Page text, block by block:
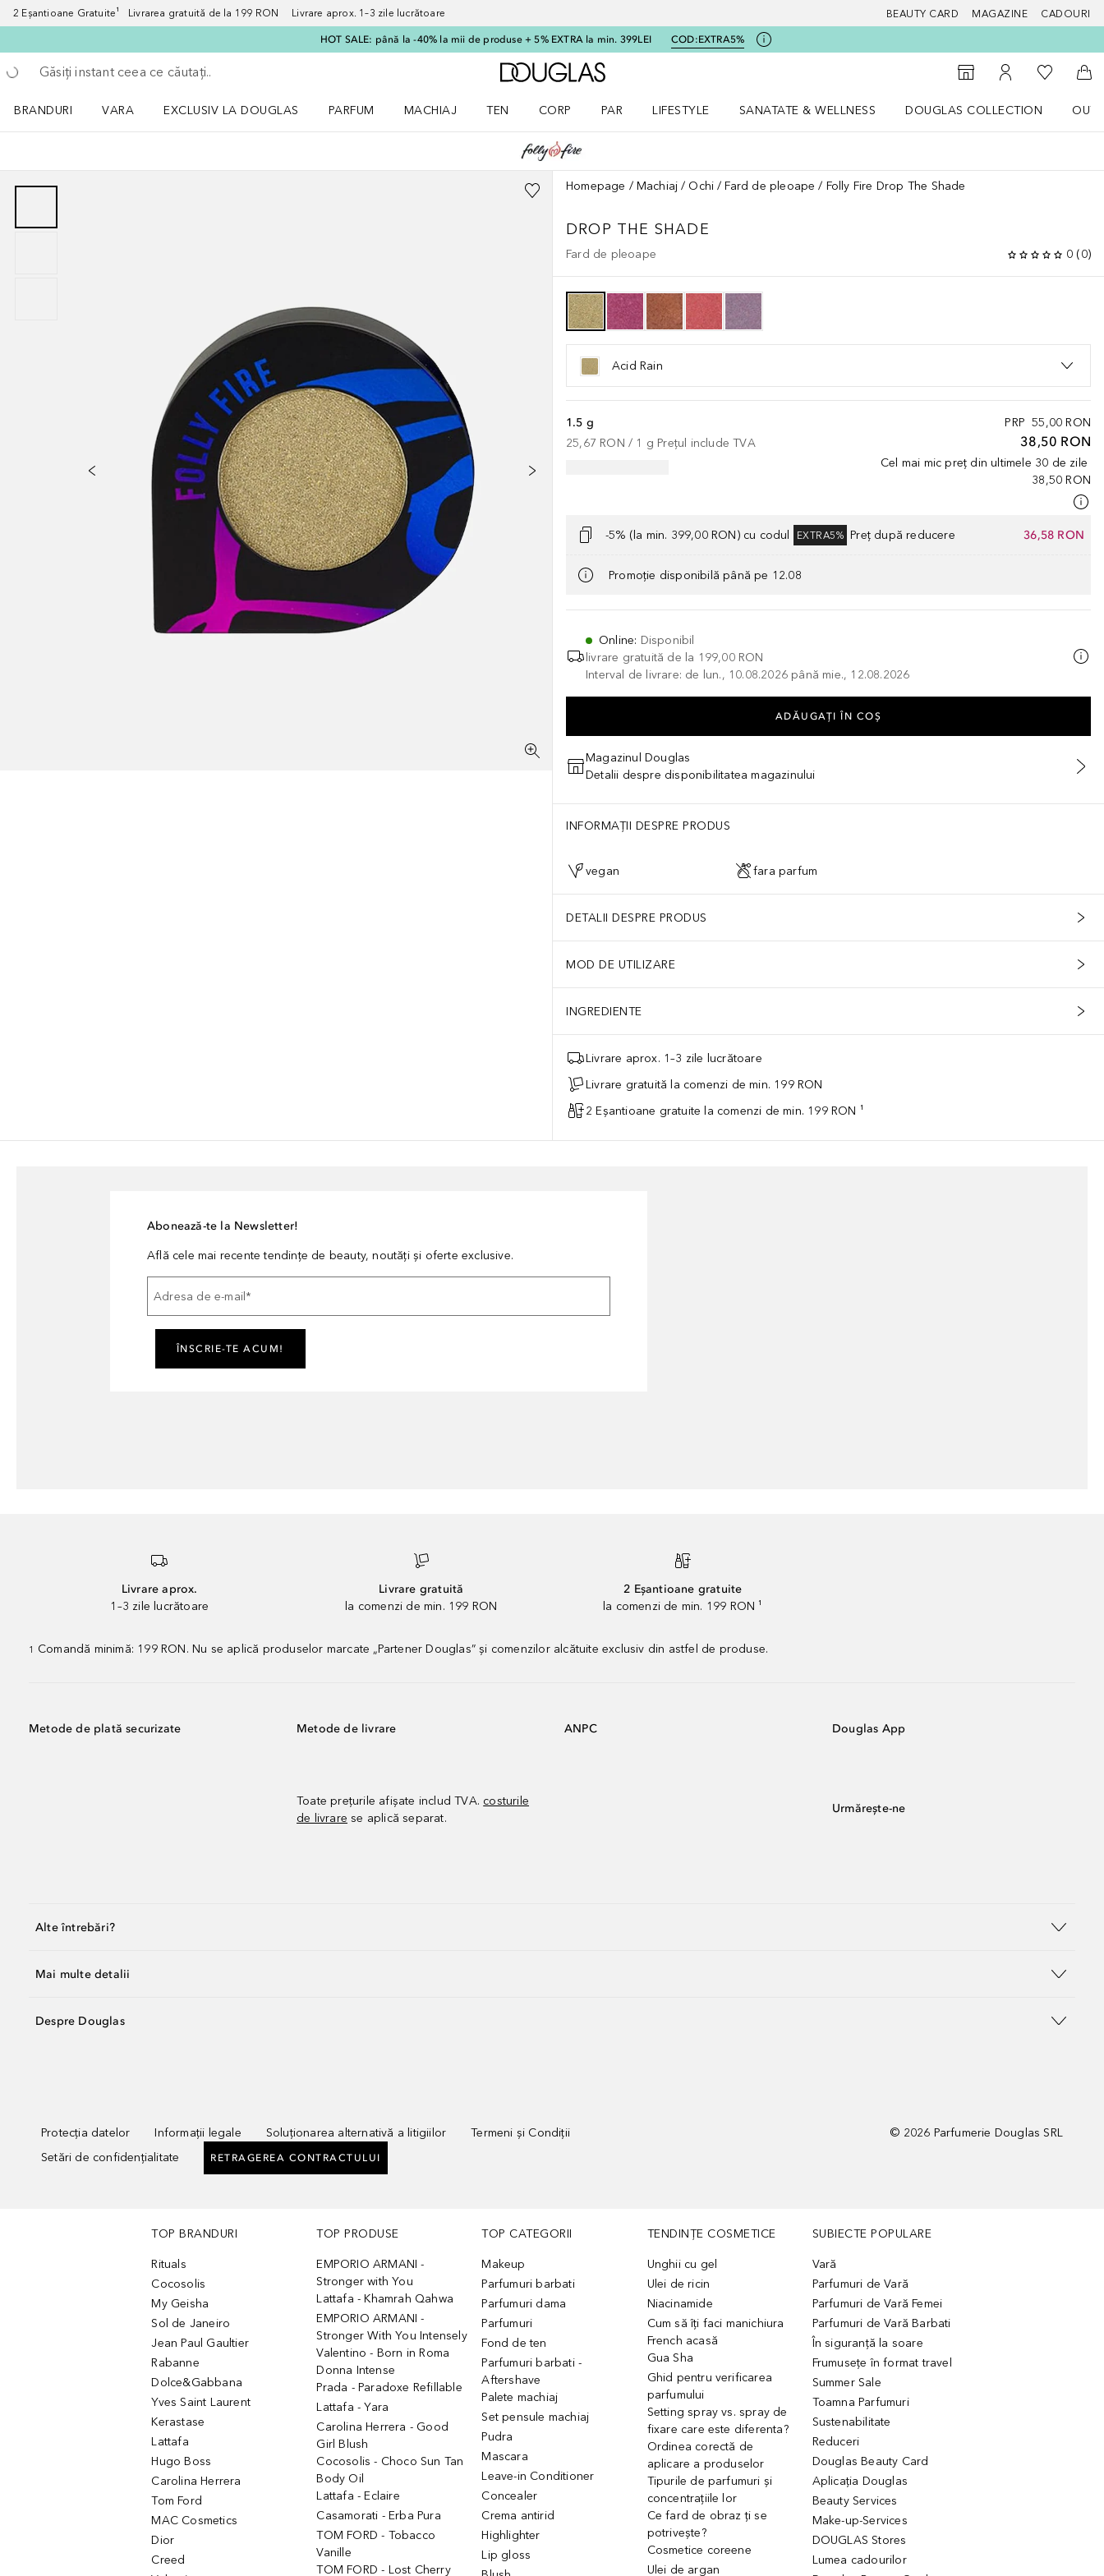
2 Eșantioane Gratuite¹ Livrarea gratuită de la 199 RON Livrare aprox. 1–3 zile lucrătoare BEAUTY CARD MAGAZINE CADOURI
HOT SALE: până la -40% la mii de produse + 5% EXTRA la min. 399LEI COD:EXTRA5%
Înapoi
Executați căutarea
Către pagina principală Douglas
Către Găsire magazin
Către Contul meu
Către
BRANDURI
VARA
EXCLUSIV LA DOUGLAS
PARFUM
MACHIAJ
TEN
CORP
PAR
LIFESTYLE
SANATATE & WELLNESS
DOUGLAS COLLECTION
Homepage Machiaj Ochi Fard de pleoape Folly Fire Drop The Shade
DROP THE SHADE
Fard de pleoape 0 (0)
Acid Rain
PRP 55,00 RON
38,50 RON
Cel mai mic preț din ultimele 30 de zile
38,50 RON
1.5 g
25,67 RON / 1 g Prețul include TVA
-5% (la min. 399,00 RON) cu codul EXTRA5% Preț după reducere 36,58 RON
Promoție disponibilă până pe 12.08
Online: Disponibil
livrare gratuită de la 199,00 RON
Interval de livrare: de lun., 10.08.2026 până mie., 12.08.2026
ADĂUGAȚI ÎN COŞ
Magazinul Douglas
Detalii despre disponibilitatea magazinului
INFORMAȚII DESPRE PRODUS
vegan fara parfum
DETALII DESPRE PRODUS
MOD DE UTILIZARE
INGREDIENTE
Livrare aprox. 1–3 zile lucrătoare
Livrare gratuită la comenzi de min. 199 RON
2 Eșantioane gratuite la comenzi de min. 199 RON ¹
Abonează-te la Newsletter!
Află cele mai recente tendințe de beauty, noutăți și oferte exclusive.
Adresa de e-mail *
ÎNSCRIE-TE ACUM!
Livrare aprox.
1–3 zile lucrătoare
Livrare gratuită
la comenzi de min. 199 RON
2 Eșantioane gratuite
la comenzi de min. 199 RON ¹
1 Comandă minimă: 199 RON. Nu se aplică produselor marcate „Partener Douglas” și comenzilor alcătuite exclusiv din astfel de produse.
Metode de plată securizate Metode de livrare
Toate prețurile afișate includ TVA. costurile
de livrare se aplică separat.
ANPC Douglas App
Urmărește-ne
Alte întrebări?
Mai multe detalii
Despre Douglas
Protecția datelor Informații legale Soluționarea alternativă a litigiilor
Termeni și Condiții
Setări de confidențialitate
RETRAGEREA CONTRACTULUI
© 2026 Parfumerie Douglas SRL
TOP BRANDURI
Rituals
Cocosolis
My Geisha
Sol de Janeiro
Jean Paul Gaultier
Rabanne
Dolce&Gabbana
Yves Saint Laurent
Kerastase
Lattafa
Hugo Boss
Carolina Herrera
Tom Ford
MAC Cosmetics
Dior
Creed
TOP PRODUSE
EMPORIO ARMANI -
Stronger with You
Lattafa - Khamrah Qahwa
EMPORIO ARMANI -
Stronger With You Intensely
Valentino - Born in Roma
Donna Intense
Prada - Paradoxe Refillable
Lattafa - Yara
Carolina Herrera - Good
Girl Blush
Cocosolis - Choco Sun Tan
Body Oil
Lattafa - Eclaire
Casamorati - Erba Pura
TOM FORD - Tobacco
Vanille
TOM FORD - Lost Cherry
TOP CATEGORII
Makeup
Parfumuri barbati
Parfumuri dama
Parfumuri
Fond de ten
Parfumuri barbati -
Aftershave
Palete machiaj
Set pensule machiaj
Pudra
Mascara
Leave-in Conditioner
Concealer
Crema antirid
Highlighter
Lip gloss
TENDINȚE COSMETICE
Unghii cu gel
Ulei de ricin
Niacinamide
Cum să îți faci manichiura
French acasă
Gua Sha
Ghid pentru verificarea
parfumului
Setting spray vs. spray de
fixare care este diferenta?
Ordinea corectă de
aplicare a produselor
Tipurile de parfumuri și
concentrațiile lor
Ce fard de obraz ți se
potrivește?
Cosmetice coreene
Ulei de argan
SUBIECTE POPULARE
Vară
Parfumuri de Vară
Parfumuri de Vară Femei
Parfumuri de Vară Barbati
În siguranță la soare
Frumusețe în format travel
Summer Sale
Toamna Parfumuri
Sustenabilitate
Reduceri
Douglas Beauty Card
Aplicația Douglas
Beauty Services
Make-up-Services
DOUGLAS Stores
Lumea cadourilor